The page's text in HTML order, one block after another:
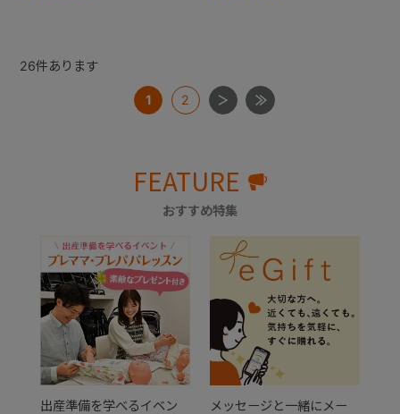
26件あります
1 2
FEATURE
おすすめ特集
出産準備を学べるイベン
メッセージと一緒にメー